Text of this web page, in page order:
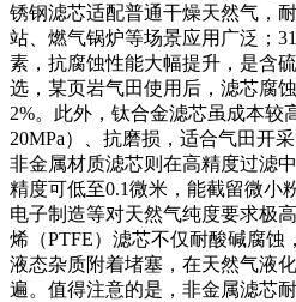
锈钢滤芯适配普通干燥天然气，
站、燃气锅炉等场景应用广泛；
素，抗腐蚀性能大幅提升，是含
选，某页岩气田使用后，滤芯腐
2%。此外，钛合金滤芯虽成本较
20MPa）、抗磨损，适合气田开
非金属材质滤芯则在高精度过滤
精度可低至0.1微米，能截留微小
电子制造等对天然气纯度要求极
烯（PTFE）滤芯不仅耐酸碱腐蚀
液态杂质附着堵塞，在天然气液
遍。值得注意的是，非金属滤芯